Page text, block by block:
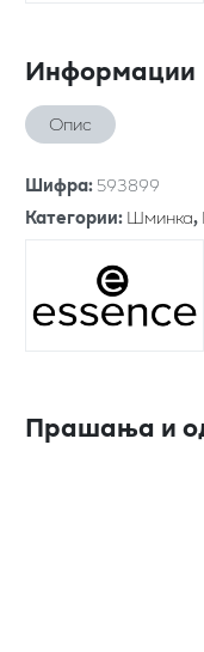
Информации
Опис
Шифра:593899
Категории:Шминка,
Прашања и